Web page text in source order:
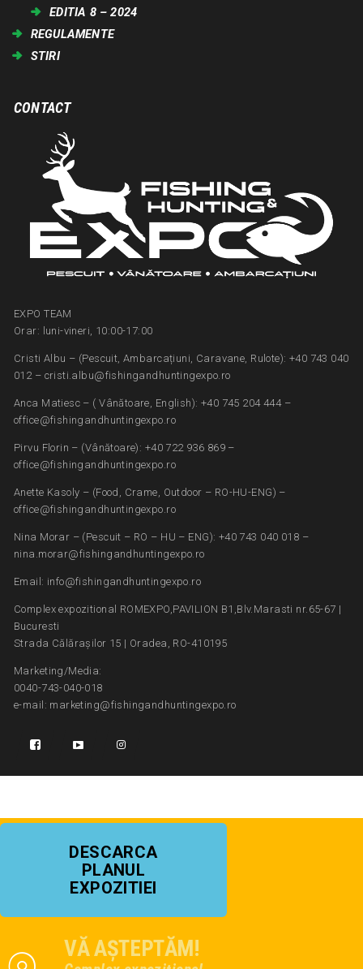
EDITIA 8 – 2024
REGULAMENTE
STIRI
CONTACT
EXPO TEAM
Orar: luni-vineri, 10:00-17:00
Cristi Albu – (Pescuit, Ambarcațiuni, Caravane, Rulote): +40 743 040
012 – cristi.albu@fishingandhuntingexpo.ro
Anca Matiesc – ( Vânătoare, English): +40 745 204 444 –
office@fishingandhuntingexpo.ro
Pirvu Florin – (Vânătoare): +40 722 936 869 –
office@fishingandhuntingexpo.ro
Anette Kasoly – (Food, Crame, Outdoor – RO-HU-ENG) –
office@fishingandhuntingexpo.ro
Nina Morar – (Pescuit – RO – HU – ENG): +40 743 040 018 –
nina.morar@fishingandhuntingexpo.ro
Email: info@fishingandhuntingexpo.ro
Complex expozitional ROMEXPO,PAVILION B1,Blv.Marasti nr.65-67 |
Bucuresti
Strada Călărașilor 15 | Oradea, RO-410195
Marketing/Media:
0040-743-040-018
e-mail: marketing@fishingandhuntingexpo.ro
DESCARCA
PLANUL
EXPOZITIEI
VĂ AȘTEPTĂM!